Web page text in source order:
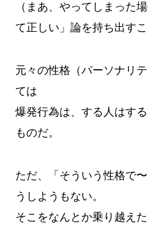
（まあ、やってしまった
て正しい」論を持ち出すこ
元々の性格（パーソナリ
ては
爆発行為は、する人はす
ものだ。
ただ、「そういう性格で
うしようもない。
そこをなんとか乗り越え